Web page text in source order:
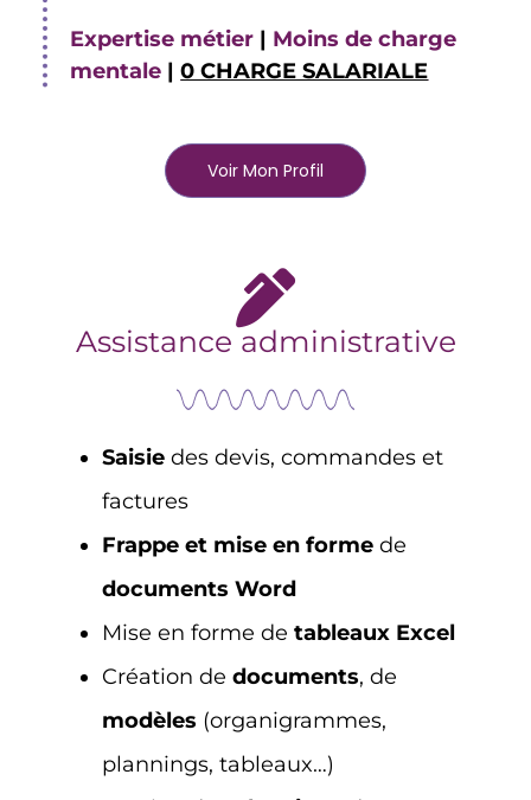
Expertise métier | Moins de charge
mentale | 0 CHARGE SALARIALE
Voir Mon Profil
Assistance administrative
Saisie des devis, commandes et
factures
Frappe et mise en forme de
documents Word
Mise en forme detableaux Excel
Création dedocuments, de
modèles (organigrammes,
plannings, tableaux…)